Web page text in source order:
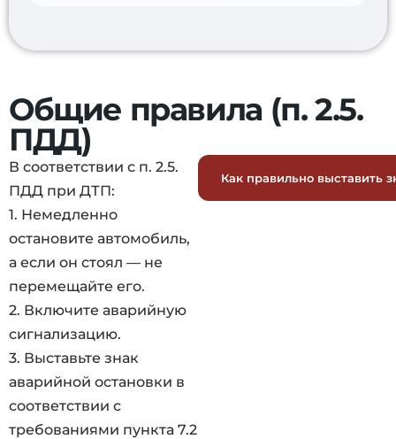
Общие правила (п. 2.5.
ПДД)
В соответствии с п. 2.5.
ПДД при ДТП:
1. Немедленно
остановите автомобиль,
а если он стоял — не
перемещайте его.
2. Включите аварийную
сигнализацию.
3. Выставьте знак
аварийной остановки в
соответствии с
требованиями пункта 7.2
Как правильно выставить